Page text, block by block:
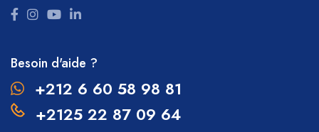
Besoin d'aide ?
+212 6 60 58 98 81
+2125 22 87 09 64